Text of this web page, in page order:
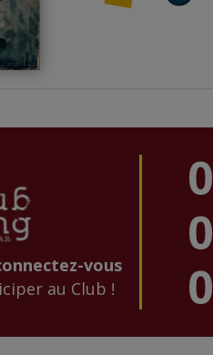
vous
au Club !
0
0
0